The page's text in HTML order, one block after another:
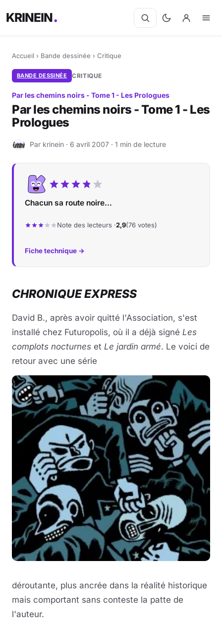
KRINEIN
Accueil › Bande dessinée › Critique
BANDE DESSINÉE CRITIQUE
Par les chemins noirs - Tome 1 - Les Prologues
Par les chemins noirs - Tome 1 - Les
Prologues
K Par krinein · 6 avril 2007 · 1 min de lecture
Chacun sa route noire...
Note des lecteurs ·2,9(76 votes)
Fiche technique →
CHRONIQUE EXPRESS
David B., après avoir quitté l'Association, s'est
installé chez Futuropolis, où il a déjà signé Les
complots nocturnes et Le jardin armé. Le voici de
retour avec une série
déroutante, plus ancrée dans la réalité historique
mais comportant sans conteste la patte de
l'auteur.